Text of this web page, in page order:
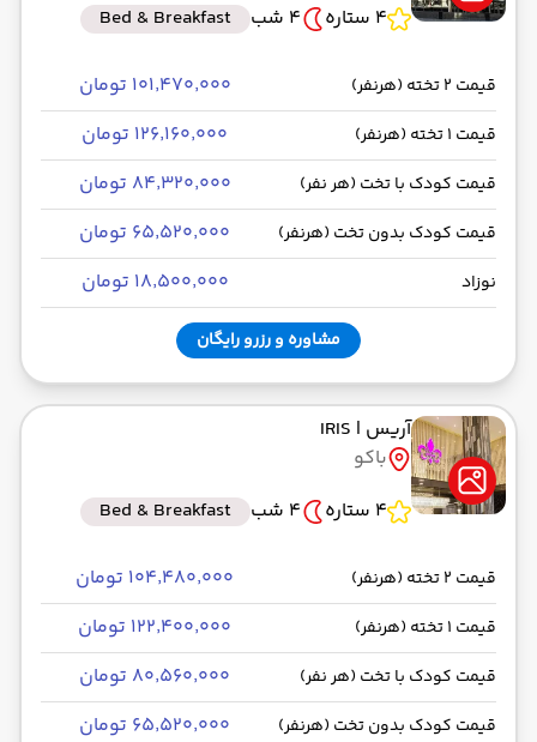
4 ستاره 4 شب Bed & Breakfast
قیمت 2 تخته (هرنفر) ۱۰۱٬۴۷۰٬۰۰۰ تومان
قیمت 1 تخته (هرنفر) ۱۲۶٬۱۶۰٬۰۰۰ تومان
قیمت کودک با تخت (هر نفر) ۸۴٬۳۲۰٬۰۰۰ تومان
قیمت کودک بدون تخت (هرنفر) ۶۵٬۵۲۰٬۰۰۰ تومان
نوزاد ۱۸٬۵۰۰٬۰۰۰ تومان
مشاوره و رزرو رایگان
آریس | IRIS
باکو
4 ستاره
4 شب Bed & Breakfast
قیمت 2 تخته (هرنفر) ۱۰۴٬۴۸۰٬۰۰۰ تومان
قیمت 1 تخته (هرنفر) ۱۲۲٬۴۰۰٬۰۰۰ تومان
قیمت کودک با تخت (هر نفر) ۸۰٬۵۶۰٬۰۰۰ تومان
قیمت کودک بدون تخت (هرنفر) ۶۵٬۵۲۰٬۰۰۰ تومان